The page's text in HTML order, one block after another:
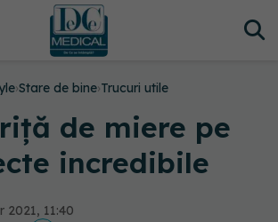
›Stare de bine›Trucuri utile
de miere pe
incredibile
2021, 11:40